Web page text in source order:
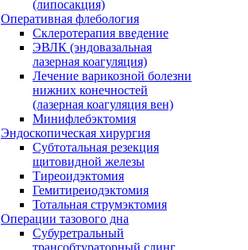
(липосакция)
Оперативная флебология
Склеротерапия введение
ЭВЛК (эндовазальная
лазерная коагуляция)
Лечение варикозной болезни
нижних конечностей
(лазерная коагуляция вен)
Минифлебэктомия
Эндоскопическая хирургия
Субтотальная резекция
щитовидной железы
Тиреоидэктомия
Гемитиреиодэктомия
Тотальная струмэктомия
Операции тазового дна
Субуретральный
трансобтураторный слинг